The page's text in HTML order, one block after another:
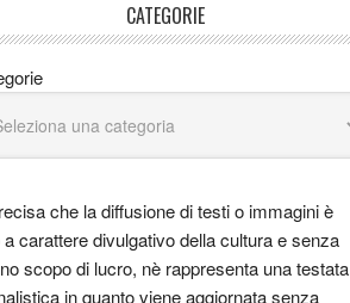
CATEGORIE
che la diffusione di testi o immagini è
carattere divulgativo della cultura e senza
scopo di lucro, nè rappresenta una testata
in quanto viene aggiornata senza